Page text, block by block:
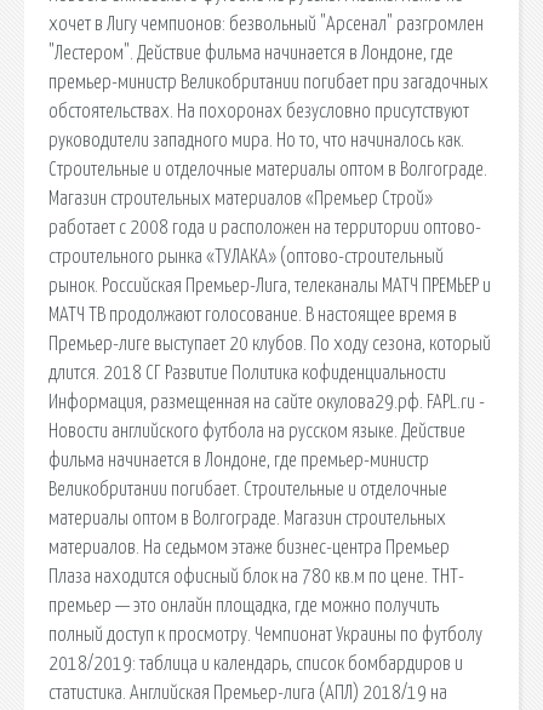
хочет в Лигу чемпионов: безвольный "Арсенал" разгромлен
"Лестером". Действие фильма начинается в Лондоне, где
премьер-министр Великобритании погибает при загадочных
обстоятельствах. На похоронах безусловно присутствуют
руководители западного мира. Но то, что начиналось как.
Строительные и отделочные материалы оптом в Волгограде.
Магазин строительных материалов «Премьер Строй»
работает с 2008 года и расположен на территории оптово-
строительного рынка «ТУЛАКА» (оптово-строительный
рынок. Российская Премьер-Лига, телеканалы МАТЧ ПРЕМЬЕР и
МАТЧ ТВ продолжают голосование. В настоящее время в
Премьер-лиге выступает 20 клубов. По ходу сезона, который
длится. 2018 СГ Развитие Политика кофиденциальности
Информация, размещенная на сайте окулова29.рф. FAPL.ru -
Новости английского футбола на русском языке. Действие
фильма начинается в Лондоне, где премьер-министр
Великобритании погибает. Строительные и отделочные
материалы оптом в Волгограде. Магазин строительных
материалов. На седьмом этаже бизнес-центра Премьер
Плаза находится офисный блок на 780 кв.м по цене. ТНТ-
премьер — это онлайн площадка, где можно получить
полный доступ к просмотру. Чемпионат Украины по футболу
2018/2019: таблица и календарь, список бомбардиров и
статистика. Английская Премьер-лига (АПЛ) 2018/19 на